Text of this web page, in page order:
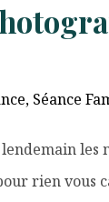
, Séance
les
rien vous